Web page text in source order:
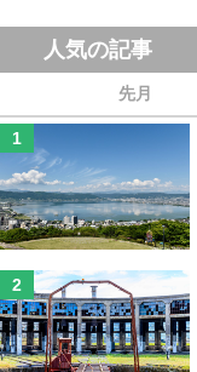
人気の記事
先月